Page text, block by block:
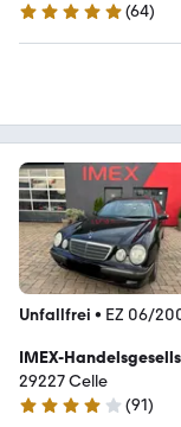
4.8 Sterne
(64)
Unfallfrei • EZ 06/
IMEX-
29227 Celle
4.1 Sterne
(91)